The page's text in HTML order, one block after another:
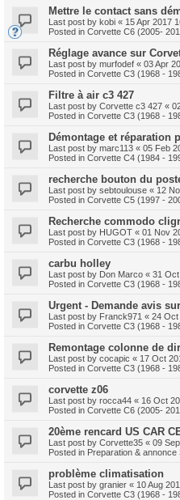
Mettre le contact sans
Last post by kobi « 15 Apr 2017
Posted in Corvette C6 (2005-
Réglage avance sur
Last post by murfodef « 03 Apr
Posted in Corvette C3 (1968 -
Filtre à air c3 427
Last post by Corvette c3 427 «
Posted in Corvette C3 (1968 -
Démontage et réparation
Last post by marc113 « 05 Feb
Posted in Corvette C4 (1984 -
recherche bouton du
Last post by sebtoulouse « 12
Posted in Corvette C5 (1997 -
Recherche commodo
Last post by HUGOT « 01 Nov
Posted in Corvette C3 (1968 -
carbu holley
Last post by Don Marco « 31
Posted in Corvette C3 (1968 -
Urgent - Demande avis
Last post by Franck971 « 24 Oct
Posted in Corvette C3 (1968 -
Remontage colonne de
Last post by cocapic « 17 Oct
Posted in Corvette C3 (1968 -
corvette z06
Last post by rocca44 « 16 Oct
Posted in Corvette C6 (2005-
20ème rencard US CAR
Last post by Corvette35 « 09
Posted in Preparation &
problème climatisation
Last post by granier « 10 Aug
Posted in Corvette C3 (1968 -